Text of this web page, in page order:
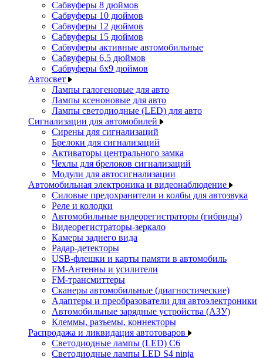
Сабвуферы 8 дюймов
Сабвуферы 10 дюймов
Сабвуферы 12 дюймов
Сабвуферы 15 дюймов
Сабвуферы активные автомобильные
Сабвуферы 6,5 дюймов
Сабвуферы 6x9 дюймов
Автосвет
Лампы галогеновые для авто
Лампы ксеноновые для авто
Лампы светодиодные (LED) для авто
Сигнализации для автомобилей
Сирены для сигнализаций
Брелоки для сигнализаций
Активаторы центрального замка
Чехлы для брелоков сигнализаций
Модули для автосигнализации
Автомобильная электроника и видеонаблюдение
Силовые предохранители и колбы для автозвука
Реле и колодки
Автомобильные видеорегистраторы (гибриды)
Видеорегистраторы-зеркало
Камеры заднего вида
Радар-детекторы
USB-флешки и карты памяти в автомобиль
FM-Антенны и усилители
FM-трансмиттеры
Сканеры автомобильные (диагностические)
Адаптеры и преобразователи для автоэлектроники
Автомобильные зарядные устройства (АЗУ)
Клеммы, разъемы, коннекторы
Распродажа и ликвидация автотоваров
Светодиодные лампы (LED) C6
Светодиодные лампы LED S4 ninja